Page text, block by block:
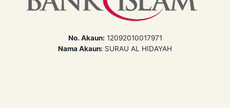
No. Akaun: 12092010017971
Nama Akaun: SURAU AL HIDAYAH